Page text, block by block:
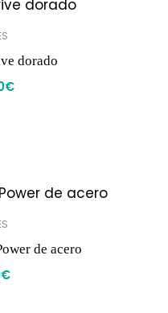
dorado
€
de acero
€